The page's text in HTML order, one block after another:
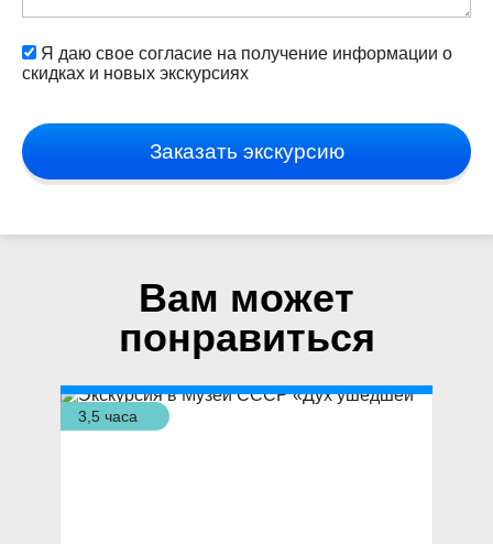
Я даю свое согласие на получение информации о
скидках и новых экскурсиях
Заказать экскурсию
Вам может
понравиться
3,5 часа